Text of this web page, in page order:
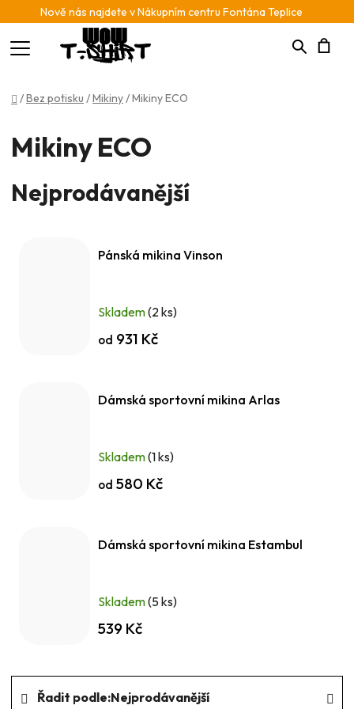
Nově nás najdete v Nákupním centru Fontána Teplice
Hledat
Domů
/Bez potisku /Mikiny/Mikiny ECO
Mikiny ECO
Nejprodávanější
Pánská mikina Vinson
Skladem(2 ks)
od 931 Kč
Dámská sportovní mikina Arlas
Skladem(1 ks)
od 580 Kč
Dámská sportovní mikina Estambul
Skladem(5 ks)
539 Kč
Ř
Řadit podle:Nejprodávanější